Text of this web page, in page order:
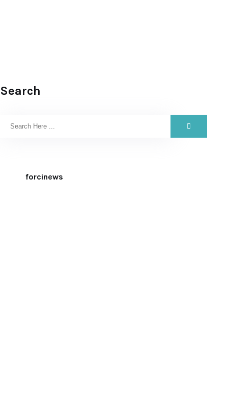
Search
forcinews